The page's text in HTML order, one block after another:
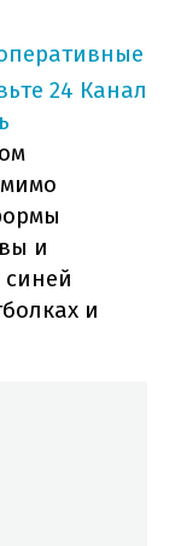
24 Канал
и
и